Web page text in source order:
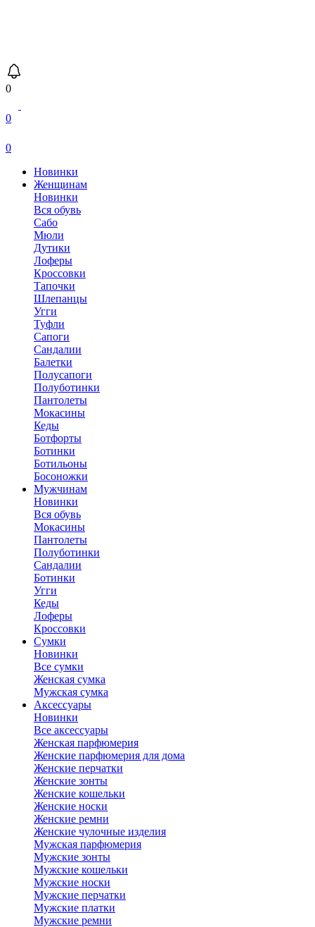
0
0
0
Новинки
Женщинам
Новинки
Вся обувь
Сабо
Мюли
Дутики
Лоферы
Кроссовки
Тапочки
Шлепанцы
Угги
Туфли
Сапоги
Сандалии
Балетки
Полусапоги
Полуботинки
Пантолеты
Мокасины
Кеды
Ботфорты
Ботинки
Ботильоны
Босоножки
Мужчинам
Новинки
Вся обувь
Мокасины
Пантолеты
Полуботинки
Сандалии
Ботинки
Угги
Кеды
Лоферы
Кроссовки
Сумки
Новинки
Все сумки
Женская сумка
Мужская сумка
Аксессуары
Новинки
Все аксессуары
Женская парфюмерия
Женские парфюмерия для дома
Женские перчатки
Женские зонты
Женские кошельки
Женские носки
Женские ремни
Женские чулочные изделия
Мужская парфюмерия
Мужские зонты
Мужские кошельки
Мужские носки
Мужские перчатки
Мужские платки
Мужские ремни